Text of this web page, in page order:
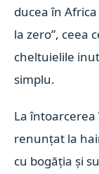
ducea în
la zero”, ceea
cheltuielile
simplu.
La întoarcerea
renunţat la
cu bogăţia şi